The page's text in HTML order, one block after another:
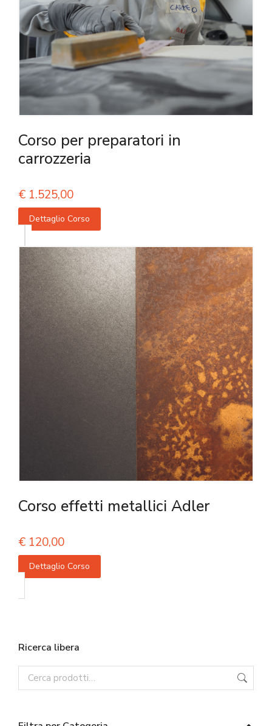
Corso per preparatori in
carrozzeria
€ 1.525,00
Dettaglio Corso
Corso effetti metallici Adler
€ 120,00
Dettaglio Corso
Ricerca libera